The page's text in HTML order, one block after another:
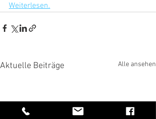
Weiterlesen.
Aktuelle Beiträge Alle ansehen